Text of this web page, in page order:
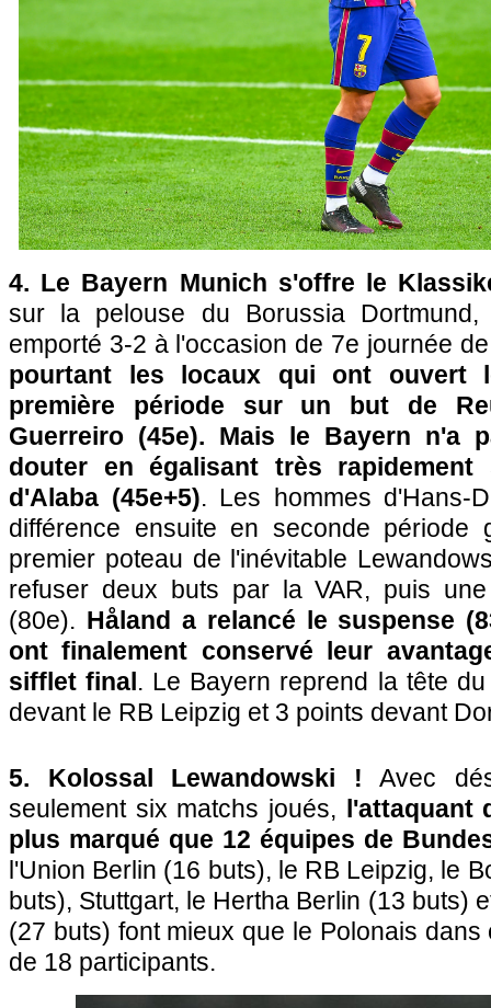
4. Le Bayern Munich s'offre le
sur la pelouse du Borussia
emporté 3-2 à l'occasion de 7e journée
pourtant les locaux qui ont ouvert
première période sur un but de
Guerreiro (45e). Mais le Bayern n'a
douter en égalisant très
d'Alaba (45e+5). Les hommes d'Hans-
différence ensuite en seconde
premier poteau de l'inévitable
refuser deux buts par la VAR, puis
(80e). Håland a relancé le suspense
ont finalement conservé leur
sifflet final. Le Bayern reprend la tête
devant le RB Leipzig et 3 points devant
5. Kolossal Lewandowski ! Avec
seulement six matchs joués, l'attaquant
plus marqué que 12 équipes de
l'Union Berlin (16 buts), le RB Leipzig, le
buts), Stuttgart, le Hertha Berlin (13 buts)
(27 buts) font mieux que le Polonais
de 18 participants.